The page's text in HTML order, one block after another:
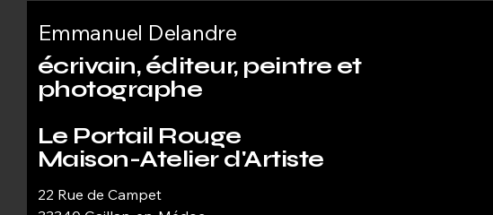
Emmanuel Delandre
écrivain, éditeur, peintre et
photographe
Le Portail Rouge
Maison-Atelier d'Artiste
22 Rue de Campet